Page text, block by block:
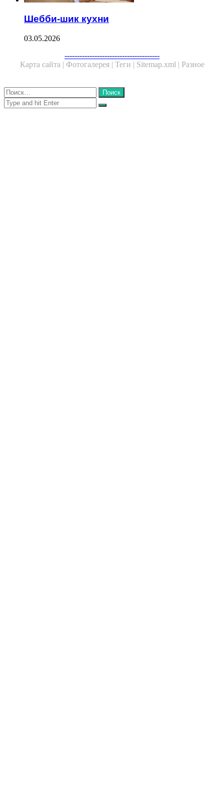
Шебби-шик кухни
03.05.2026
--------------------------------------
Карта сайта | Фотогалерея | Теги | Sitemap.xml | Разное
Close
Найти:
Close
Search